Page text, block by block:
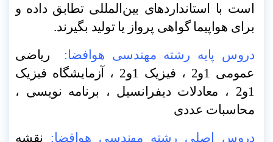
است با استانداردهای بین‌المللی تطابق داده و
برای هواپیما گواهی پرواز یا تولید بگیرند.
دروس پایه رشته مهندسی هوافضا:
ریاضی
عمومی 1و2 ، فیزیک 1و2 ، آزمایشگاه فیزیک
1و2 ، معادلات دیفرانسیل ، برنامه نویسی ،
محاسبات عددی
دروس اصلی رشته مهندسی هوافضا: نقشه